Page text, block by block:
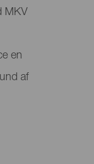
MKV
en
af